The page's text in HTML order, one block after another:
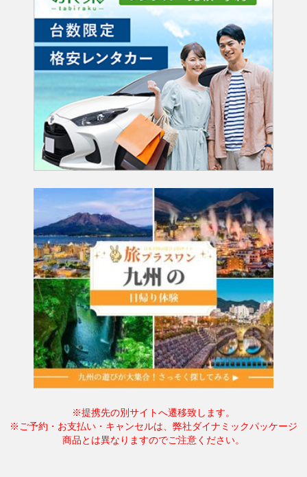
※提携先の別サイトへ遷移致します。
※ご予約・お支払い・キャンセルは、弊社ダイナミックパッケージ
商品とは異なりますのでご注意ください。